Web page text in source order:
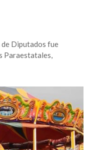
de Diputados fue
Paraestatales,